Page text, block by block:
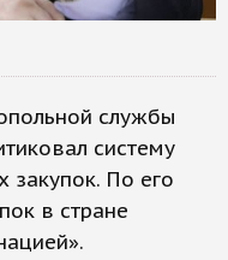
службы
систему
закупок. По его
в стране